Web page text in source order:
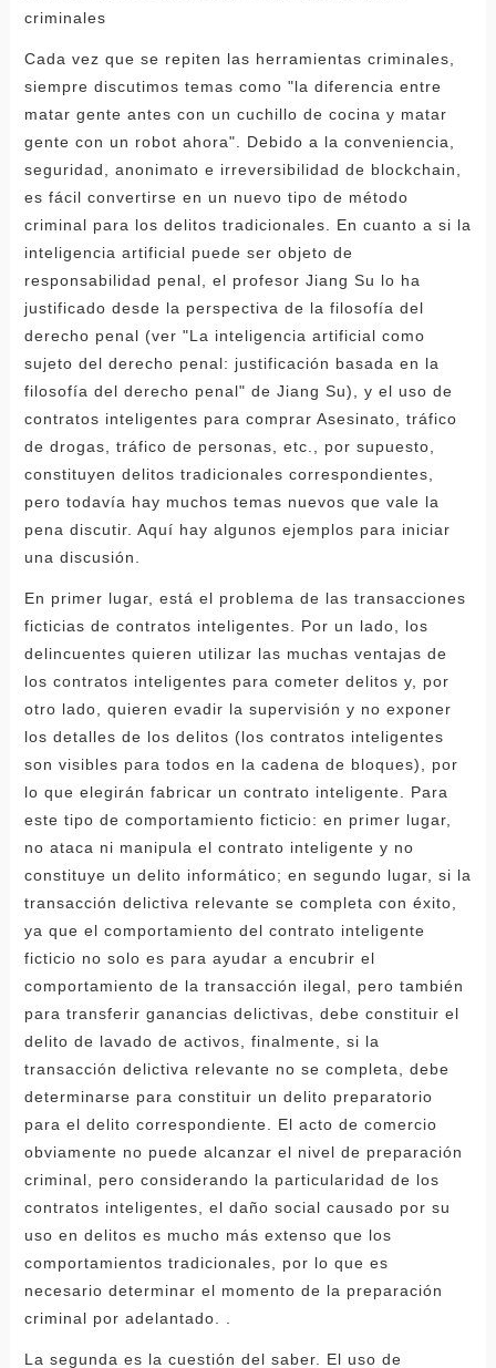
criminales
Cada vez que se repiten las herramientas criminales,
siempre discutimos temas como "la diferencia entre
matar gente antes con un cuchillo de cocina y matar
gente con un robot ahora". Debido a la conveniencia,
seguridad, anonimato e irreversibilidad de blockchain,
es fácil convertirse en un nuevo tipo de método
criminal para los delitos tradicionales. En cuanto a si la
inteligencia artificial puede ser objeto de
responsabilidad penal, el profesor Jiang Su lo ha
justificado desde la perspectiva de la filosofía del
derecho penal (ver "La inteligencia artificial como
sujeto del derecho penal: justificación basada en la
filosofía del derecho penal" de Jiang Su), y el uso de
contratos inteligentes para comprar Asesinato, tráfico
de drogas, tráfico de personas, etc., por supuesto,
constituyen delitos tradicionales correspondientes,
pero todavía hay muchos temas nuevos que vale la
pena discutir. Aquí hay algunos ejemplos para iniciar
una discusión.
En primer lugar, está el problema de las transacciones
ficticias de contratos inteligentes. Por un lado, los
delincuentes quieren utilizar las muchas ventajas de
los contratos inteligentes para cometer delitos y, por
otro lado, quieren evadir la supervisión y no exponer
los detalles de los delitos (los contratos inteligentes
son visibles para todos en la cadena de bloques), por
lo que elegirán fabricar un contrato inteligente. Para
este tipo de comportamiento ficticio: en primer lugar,
no ataca ni manipula el contrato inteligente y no
constituye un delito informático; en segundo lugar, si la
transacción delictiva relevante se completa con éxito,
ya que el comportamiento del contrato inteligente
ficticio no solo es para ayudar a encubrir el
comportamiento de la transacción ilegal, pero también
para transferir ganancias delictivas, debe constituir el
delito de lavado de activos, finalmente, si la
transacción delictiva relevante no se completa, debe
determinarse para constituir un delito preparatorio
para el delito correspondiente. El acto de comercio
obviamente no puede alcanzar el nivel de preparación
criminal, pero considerando la particularidad de los
contratos inteligentes, el daño social causado por su
uso en delitos es mucho más extenso que los
comportamientos tradicionales, por lo que es
necesario determinar el momento de la preparación
criminal por adelantado. .
La segunda es la cuestión del saber. El uso de